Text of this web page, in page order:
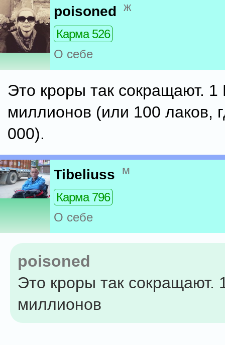
poisoned ж
Карма 526
О себе
Это кроры так сокращают. 1
миллионов (или 100 лаков,
000).
Tibeliuss м
Карма 796
О себе
poisoned
Это кроры так сокращают.
миллионов